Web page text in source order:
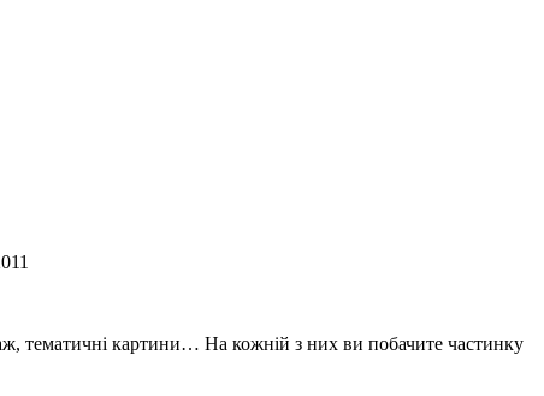
тематичні картини… На кожній з них ви побачите частинку